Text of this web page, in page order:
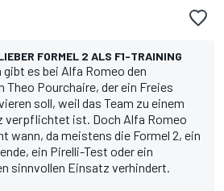
FORMEL 2 ALS F1-TRAINING
gibt es bei Alfa Romeo den
Pourchaire, der ein Freies
soll, weil das Team zu einem
verpflichtet ist. Doch Alfa Romeo
wann, da meistens die Formel 2, ein
ein Pirelli-Test oder ein
sinnvollen Einsatz verhindert.